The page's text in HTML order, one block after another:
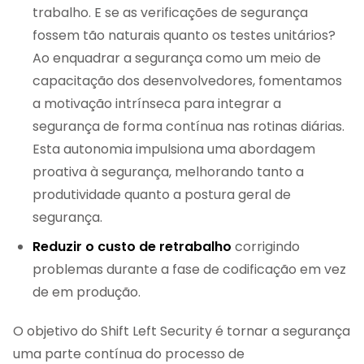
trabalho. E se as verificações de segurança
fossem tão naturais quanto os testes unitários?
Ao enquadrar a segurança como um meio de
capacitação dos desenvolvedores, fomentamos
a motivação intrínseca para integrar a
segurança de forma contínua nas rotinas diárias.
Esta autonomia impulsiona uma abordagem
proativa à segurança, melhorando tanto a
produtividade quanto a postura geral de
segurança.
Reduzir o custo de retrabalho corrigindo
problemas durante a fase de codificação em vez
de em produção.
O objetivo do Shift Left Security é tornar a segurança
uma parte contínua do processo de